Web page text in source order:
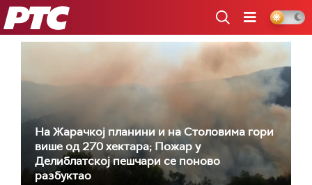
РТС
На Жарачкој планини и на Столовима гори
више од 270 хектара; Пожар у
Делиблатској пешчари се поново
разбуктао